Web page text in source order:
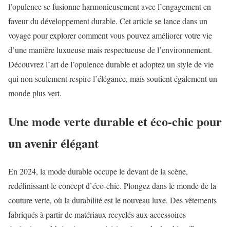
l’opulence se fusionne harmonieusement avec l’engagement en
faveur du développement durable. Cet article se lance dans un
voyage pour explorer comment vous pouvez améliorer votre vie
d’une manière luxueuse mais respectueuse de l’environnement.
Découvrez l’art de l’opulence durable et adoptez un style de vie
qui non seulement respire l’élégance, mais soutient également un
monde plus vert.
Une mode verte durable et éco-chic pour
un avenir élégant
En 2024, la mode durable occupe le devant de la scène,
redéfinissant le concept d’éco-chic. Plongez dans le monde de la
couture verte, où la durabilité est le nouveau luxe. Des vêtements
fabriqués à partir de matériaux recyclés aux accessoires